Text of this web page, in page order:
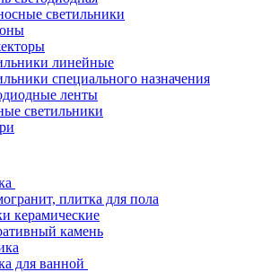
светильники
линейные
специального назначения
ленты
светильники
плитка для пола
керамические
камень
для ванной